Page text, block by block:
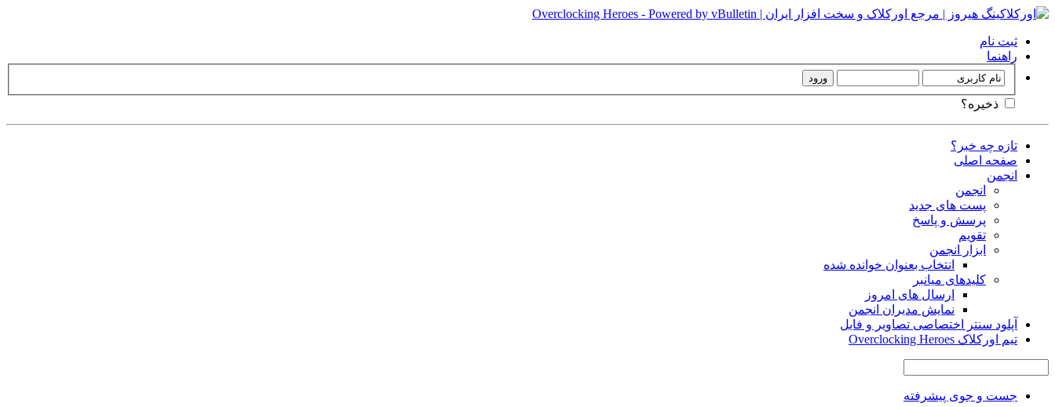
ثبت نام
راهنما
ذخیره؟
تازه چه خبر؟
صفحه اصلی
انجمن
انجمن
پست های جدید
پرسش و پاسخ
تقویم
ابزار انجمن
انتخاب بعنوان خوانده شده
کلیدهای میانبر
ارسال های امروز
نمایش مدیران انجمن
آپلود سنتر اختصاصی تصاویر و فایل
تیم اورکلاک Overclocking Heroes
جست و جوی پیشرفته